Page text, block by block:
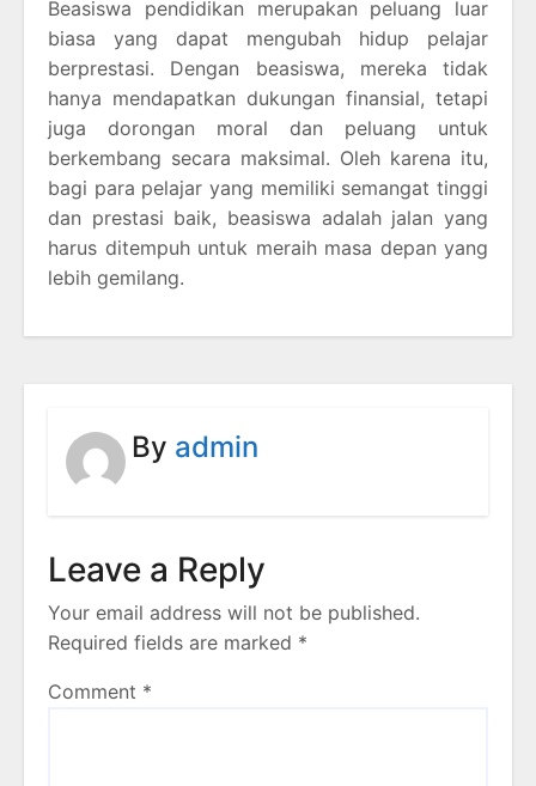
Beasiswa pendidikan merupakan peluang luar
biasa yang dapat mengubah hidup pelajar
berprestasi. Dengan beasiswa, mereka tidak
hanya mendapatkan dukungan finansial, tetapi
juga dorongan moral dan peluang untuk
berkembang secara maksimal. Oleh karena itu,
bagi para pelajar yang memiliki semangat tinggi
dan prestasi baik, beasiswa adalah jalan yang
harus ditempuh untuk meraih masa depan yang
lebih gemilang.
By admin
Leave a Reply
Your email address will not be published.
Required fields are marked *
Comment *